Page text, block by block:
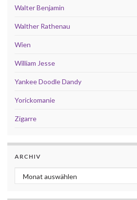
Walter Benjamin
Walther Rathenau
Wien
William Jesse
Yankee Doodle Dandy
Yorickomanie
Zigarre
ARCHIV
Archiv